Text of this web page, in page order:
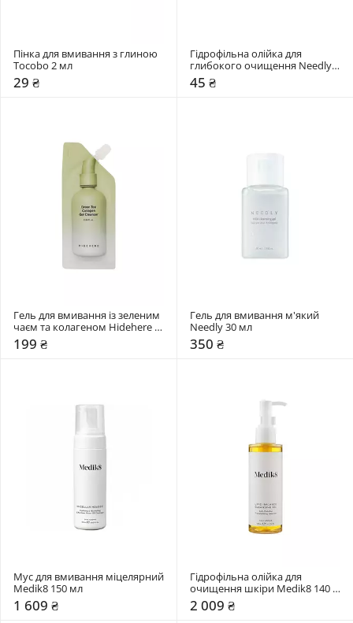
Пінка для вмивання з глиною
Tocobo 2 мл
29 ₴
Гідрофільна олійка для
глибокого очищення Needly 3
мл
45 ₴
Гель для вмивання із зеленим
чаєм та колагеном Hidehere
25 мл
199 ₴
Гель для вмивання м'який
Needly 30 мл
350 ₴
Мус для вмивання міцелярний
Medik8 150 мл
1 609 ₴
Гідрофільна олійка для
очищення шкіри Medik8 140
мл
2 009 ₴